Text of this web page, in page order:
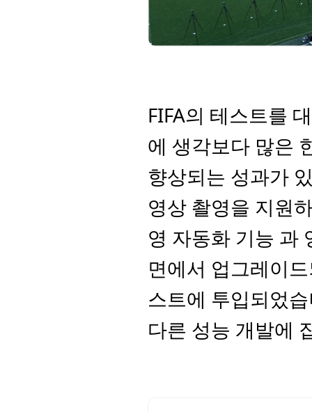
FIFA의 테스트를
에 생각보다 많은
향상되는 성과가
영상 촬영을 지원
영 자동화 기능 과
면에서 업그레이
스트에 투입되었
다른 성능 개발에